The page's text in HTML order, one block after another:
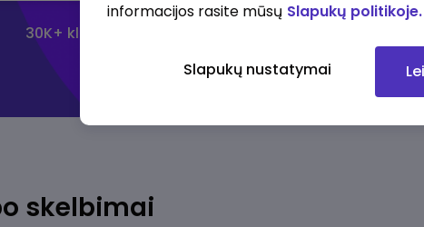
30K+ klubas - didžiausių atlyginimų skelbimai
skelbimai
informacijos rasite mūsų Slapukų politikoje.
Slapukų nustatymai